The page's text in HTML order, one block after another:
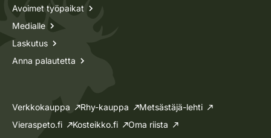
Avoimet työpaikat
Medialle
Laskutus
Anna palautetta
Verkkokauppa Rhy-kauppa
Metsästäjä-lehti
Vieraspeto.fi
Kosteikko.fi Oma riista